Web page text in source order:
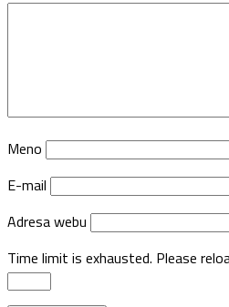
Meno
E-mail
Adresa webu
Time limit is exhausted. Please